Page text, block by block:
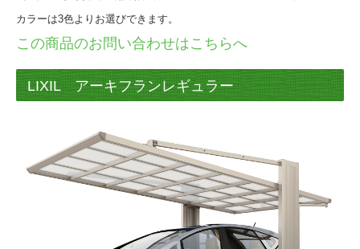
カラーは3色よりお選びできます。
この商品のお問い合わせはこちらへ
LIXIL アーキフランレギュラー